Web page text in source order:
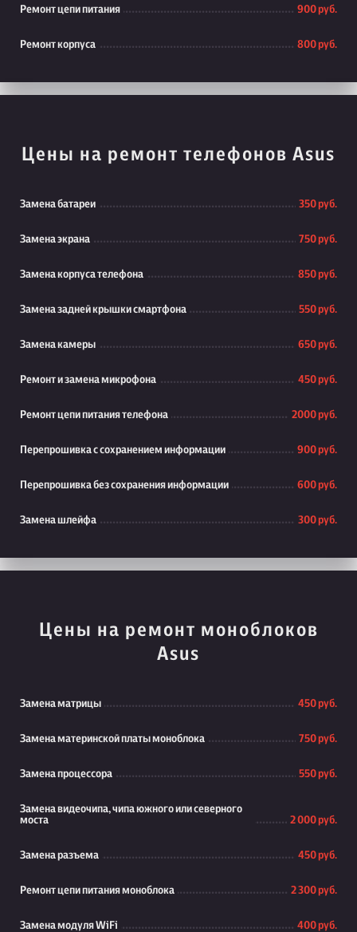
Ремонт цепи питания 900 руб.
Ремонт корпуса 800 руб.
Цены на ремонт телефонов Asus
Замена батареи 350 руб.
Замена экрана 750 руб.
Замена корпуса телефона 850 руб.
Замена задней крышки смартфона 550 руб.
Замена камеры 650 руб.
Ремонт и замена микрофона 450 руб.
Ремонт цепи питания телефона 2000 руб.
Перепрошивка с сохранением информации 900 руб.
Перепрошивка без сохранения информации 600 руб.
Замена шлейфа 300 руб.
Цены на ремонт моноблоков
Asus
Замена матрицы 450 руб.
Замена материнской платы моноблока 750 руб.
Замена процессора 550 руб.
Замена видеочипа, чипа южного или северного
моста
2 000 руб.
Замена разъема 450 руб.
Ремонт цепи питания моноблока 2 300 руб.
Замена модуля WiFi 400 руб.